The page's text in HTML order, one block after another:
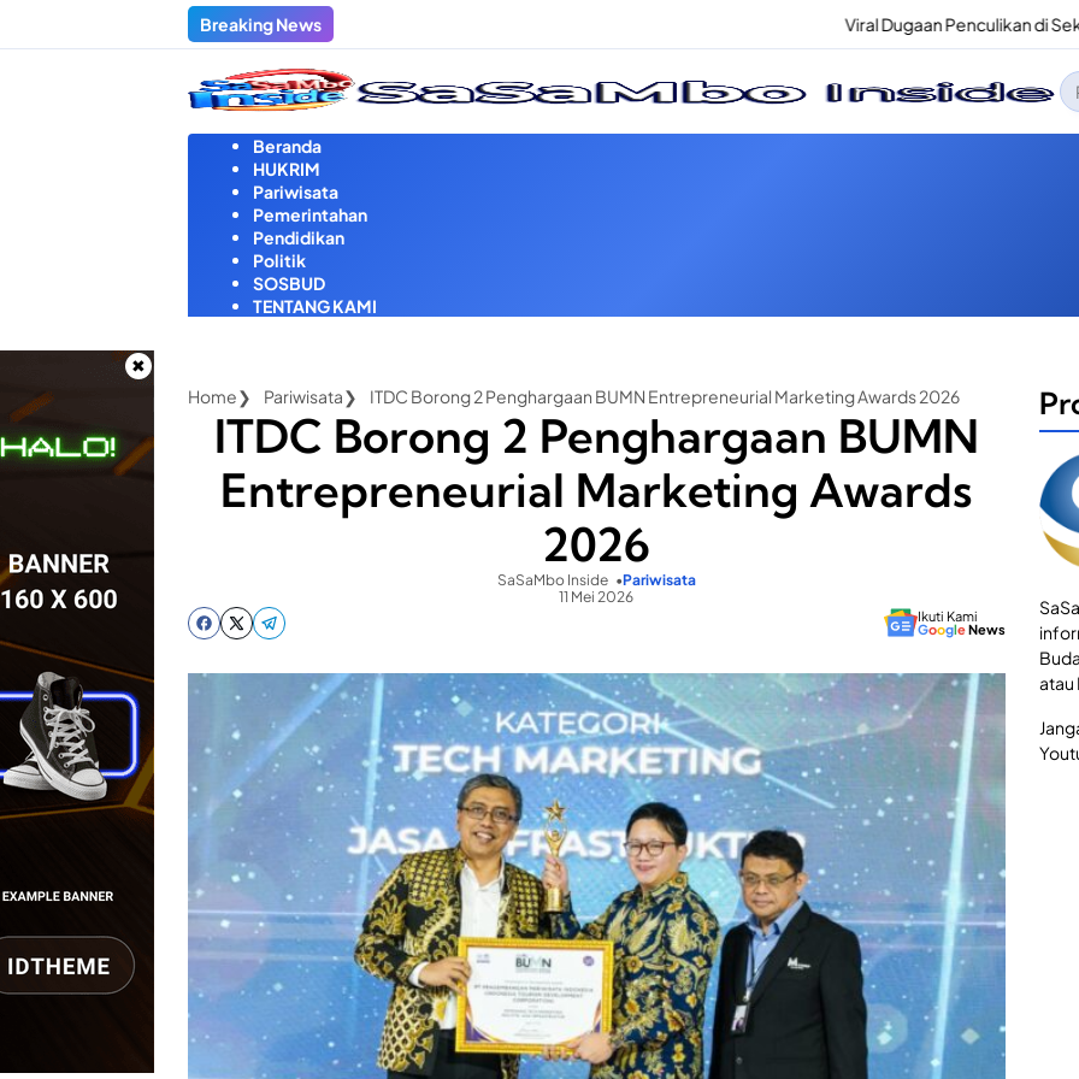
Breaking News Viral Dugaan Penculikan di Sekotong, Polisi
Beranda
HUKRIM
Pariwisata
Pemerintahan
Pendidikan
Politik
SOSBUD
TENTANG KAMI
Home Pariwisata ITDC Borong 2 Penghargaan BUMN Entrepreneurial Marketing Awards 2026
ITDC Borong 2 Penghargaan BUMN
Entrepreneurial Marketing Awards
2026
SaSaMbo Inside
Pariwisata
11 Mei 2026
Ikuti Kami
GoogleNews
atau